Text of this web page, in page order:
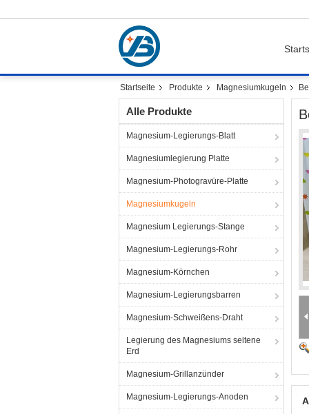
Startseite Produkte Magnesiumkugeln
Alle Produkte
Magnesium-Legierungs-Blatt
Magnesiumlegierung Platte
Magnesium-Photogravüre-Platte
Magnesiumkugeln
Magnesium Legierungs-Stange
Magnesium-Legierungs-Rohr
Magnesium-Körnchen
Magnesium-Legierungsbarren
Magnesium-Schweißens-Draht
Legierung des Magnesiums seltene
Erd
Magnesium-Grillanzünder
Magnesium-Legierungs-Anoden